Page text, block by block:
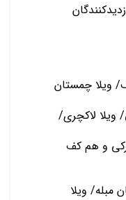
ویلا چمستان
ویلا لاکچری/
و هم کف
مبله/ ویلا